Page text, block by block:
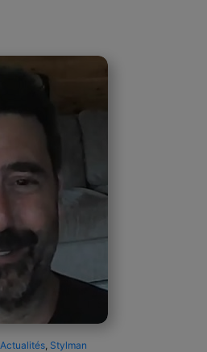
Actualités Stylman